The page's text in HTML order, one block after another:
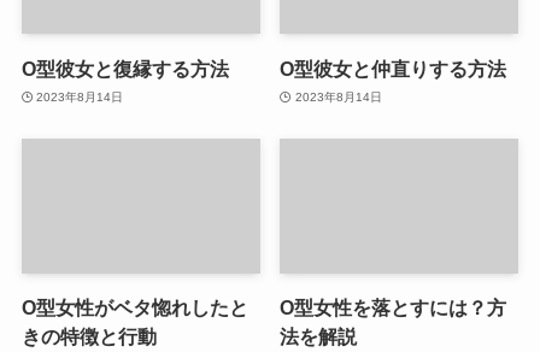
O型彼女と復縁する方法
2023年8月14日
O型彼女と仲直りする方法
2023年8月14日
O型女性がベタ惚れしたと
きの特徴と行動
O型女性を落とすには？方
法を解説